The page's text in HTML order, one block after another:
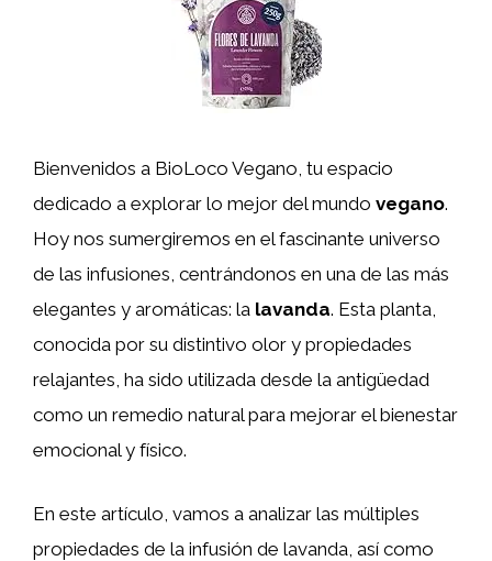
Bienvenidos a BioLoco Vegano, tu espacio
dedicado a explorar lo mejor del mundo vegano.
Hoy nos sumergiremos en el fascinante universo
de las infusiones, centrándonos en una de las más
elegantes y aromáticas: la lavanda. Esta planta,
conocida por su distintivo olor y propiedades
relajantes, ha sido utilizada desde la antigüedad
como un remedio natural para mejorar el bienestar
emocional y físico.
En este artículo, vamos a analizar las múltiples
propiedades de la infusión de lavanda, así como